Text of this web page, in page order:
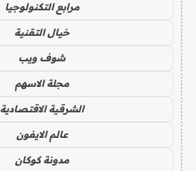
مرابع التكنولوجيا
خيال التقنية
شوف ويب
مجلة الاسهم
الشرقية الاقتصادية
عالم الايفون
مدونة كوكان